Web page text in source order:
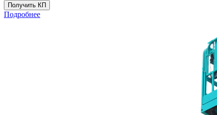
Получить КП
Подробнее